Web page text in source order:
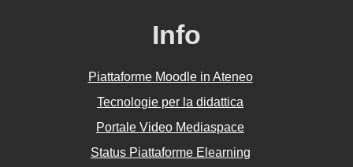
Info
Piattaforme Moodle in Ateneo
Tecnologie per la didattica
Portale Video Mediaspace
Status Piattaforme Elearning